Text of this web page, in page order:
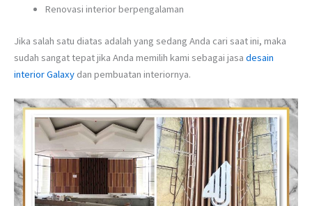
Renovasi interior berpengalaman
Jika salah satu diatas adalah yang sedang Anda cari saat ini, maka
sudah sangat tepat jika Anda memilih kami sebagai jasa desain
interior Galaxy dan pembuatan interiornya.